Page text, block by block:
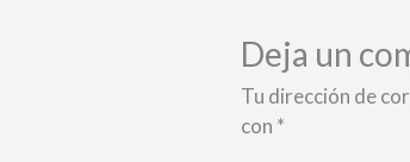
Deja un
Tu dirección de
con *